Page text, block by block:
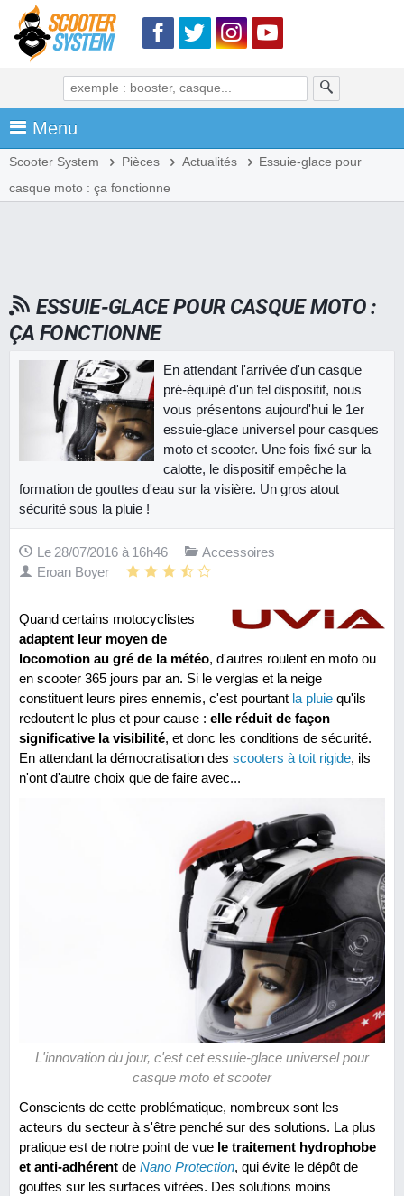
Menu
Scooter System Pièces Actualités
Essuie-glace pour
casque moto : ça fonctionne
ESSUIE-GLACE POUR CASQUE MOTO :
ÇA FONCTIONNE
En attendant l'arrivée d'un casque
pré-équipé d'un tel dispositif, nous
vous présentons aujourd'hui le 1er
essuie-glace universel pour casques
moto et scooter. Une fois fixé sur la
calotte, le dispositif empêche la
formation de gouttes d'eau sur la visière. Un gros atout
sécurité sous la pluie !
Le 28/07/2016 à 16h46
Accessoires
Eroan Boyer
Quand certains motocyclistes
adaptent leur moyen de
locomotion au gré de la météo, d'autres roulent en moto ou
en scooter 365 jours par an. Si le verglas et la neige
constituent leurs pires ennemis, c'est pourtant la pluie qu'ils
redoutent le plus et pour cause : elle réduit de façon
significative la visibilité, et donc les conditions de sécurité.
En attendant la démocratisation des scooters à toit rigide, ils
n'ont d'autre choix que de faire avec...
L'innovation du jour, c'est cet essuie-glace universel pour
casque moto et scooter
Conscients de cette problématique, nombreux sont les
acteurs du secteur à s'être penché sur des solutions. La plus
pratique est de notre point de vue le traitement hydrophobe
et anti-adhérent de Nano Protection, qui évite le dépôt de
gouttes sur les surfaces vitrées. Des solutions moins